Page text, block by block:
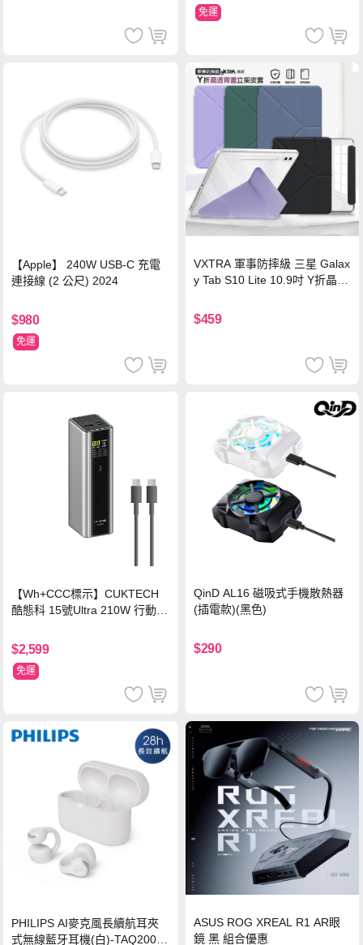
免運
【Apple】 240W USB-C 充電
連接線 (2 公尺) 2024
$980
免運
VXTRA 軍事防摔級 三星 Galax
y Tab S10 Lite 10.9吋 Y折晶透
$459
【Wh+CCC標示】CUKTECH
酷態科 15號Ultra 210W 行動電
$2,599
免運
QinD AL16 磁吸式手機散熱器
(插電款)(黑色)
$290
PHILIPS AI麥克風長續航耳夾
式無線藍牙耳機(白)-TAQ2000
ASUS ROG XREAL R1 AR眼
鏡 黑 組合優惠